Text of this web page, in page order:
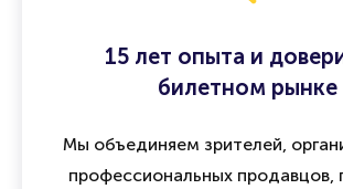
15 лет опыта и
билетном рынке
Мы объединяем зрителей,
профессиональных продавцов,